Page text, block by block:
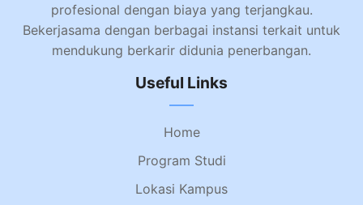
profesional dengan biaya yang terjangkau.
Bekerjasama dengan berbagai instansi terkait untuk
mendukung berkarir didunia penerbangan.
Useful Links
Home
Program Studi
Lokasi Kampus